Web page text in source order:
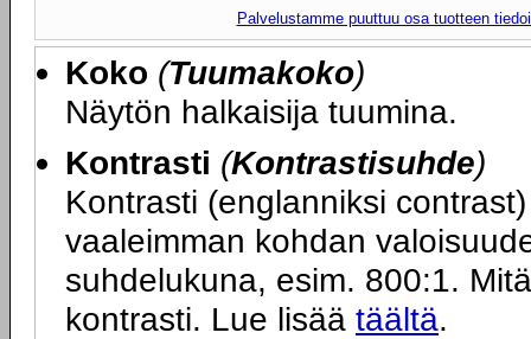
Palvelustamme puuttuu osa tuotteen
Koko (Tuumakoko)
Näytön halkaisija tuumina.
Kontrasti (Kontrastisuhde)
Kontrasti (englanniksi
vaaleimman kohdan
suhdelukuna, esim. 800:1.
kontrasti. Lue lisää täältä.